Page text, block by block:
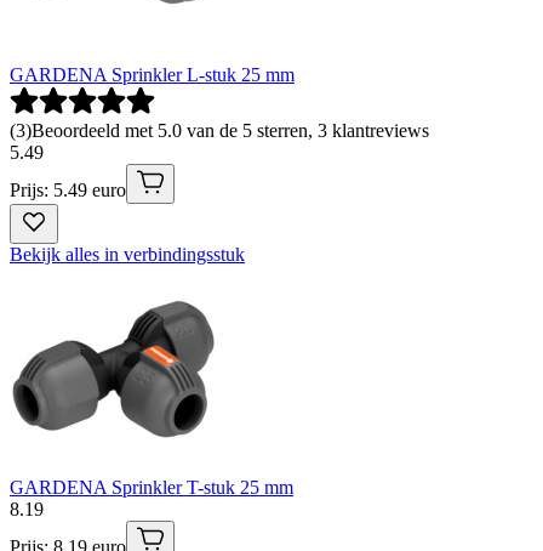
GARDENA Sprinkler L-stuk 25 mm
(3)Beoordeeld met 5.0 van de 5 sterren, 3 klantreviews
5.49
Prijs: 5.49 euro
Bekijk alles in verbindingsstuk
GARDENA Sprinkler T-stuk 25 mm
8.19
Prijs: 8.19 euro